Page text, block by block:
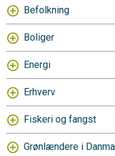
Befolkning
Boliger
Energi
Erhverv
Fiskeri og fangst
Grønlændere i